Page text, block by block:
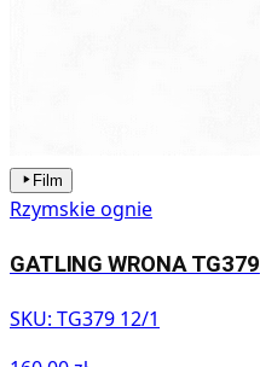
Film
Rzymskie ognie
GATLING WRONA TG379
SKU: TG379 12/1